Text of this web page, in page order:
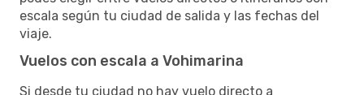
escala según tu ciudad de salida y las fechas del
viaje.
Vuelos con escala a Vohimarina
Si desde tu ciudad no hay vuelo directo a